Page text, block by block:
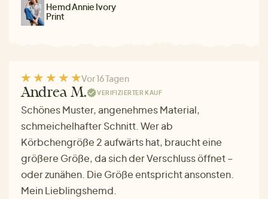
Hemd Annie Ivory
Print
Vor 16 Tagen
Andrea M. VERIFIZIERTER KAUF
Schönes Muster, angenehmes Material,
schmeichelhafter Schnitt. Wer ab
Körbchengröße 2 aufwärts hat, braucht eine
größere Größe, da sich der Verschluss öffnet –
oder zunähen. Die Größe entspricht ansonsten.
Mein Lieblingshemd.